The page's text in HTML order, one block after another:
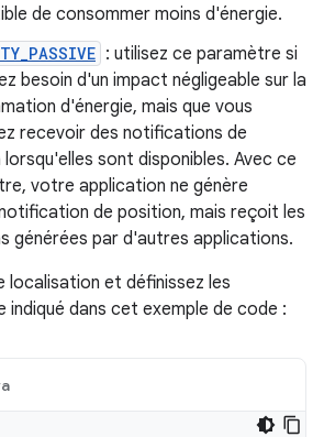
de consommer moins d'énergie.
: utilisez ce paramètre si
besoin d'un impact négligeable sur la
d'énergie, mais que vous
recevoir des notifications de
sont disponibles. Avec ce
votre application ne génère
de position, mais reçoit les
générées par d'autres applications.
localisation et définissez les
dans cet exemple de code :